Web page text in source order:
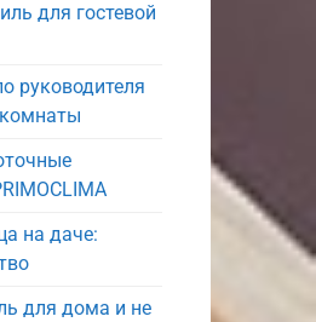
для гостевой
руководителя
на даче:
для дома и не